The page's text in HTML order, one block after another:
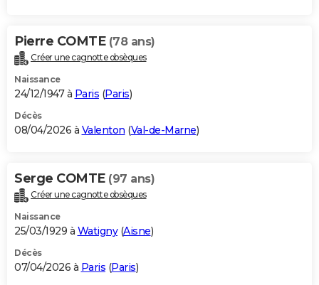
Pierre COMTE (78 ans)
Créer une cagnotte obsèques
Naissance
24/12/1947 à Paris (Paris)
Décès
08/04/2026 à Valenton (Val-de-Marne)
Serge COMTE (97 ans)
Créer une cagnotte obsèques
Naissance
25/03/1929 à Watigny(Aisne)
Décès
07/04/2026 à Paris (Paris)